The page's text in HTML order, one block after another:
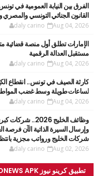
الفرق بين النيابة العمومية في
القانون الجنائي التونسي والمصري
daly carino Aug 04, 2026
الإمارات تطلق أول منصة قضائية
مستقبل العدالة الرقمية
daly carino Aug 04, 2026
كارثة الصيف في تونس.. انقطاع
لساعات طويلة وسط غضب
daly carino Aug 04, 2026
وظائف الخليج
وإرسال السيرة الذاتية الآن
شركات الخليج ورواتب مجزية
daly carino Aug 02, 2026
تطبيق كرينو نيوز CARINONEWS APK